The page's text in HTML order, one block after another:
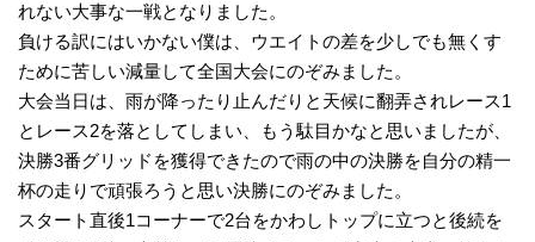
れない大事な一戦となりました。
負ける訳にはいかない僕は、ウエイトの差を少しでも無くす
ために苦しい減量して全国大会にのぞみました。
大会当日は、雨が降ったり止んだりと天候に翻弄されレース1
とレース2を落としてしまい、もう駄目かなと思いましたが、
決勝3番グリッドを獲得できたので雨の中の決勝を自分の精一
杯の走りで頑張ろうと思い決勝にのぞみました。
スタート直後1コーナーで2台をかわしトップに立つと後続を